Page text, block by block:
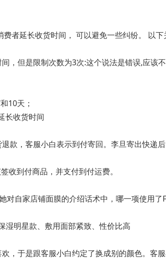
者延长收货时间， 可以避免一些纠纷。 以
，但是限制次数为3次:这个说法是错误,应该
10天；
长收货时间
款，客服小白表示到付寄回。李旦寄出快递
收到付商品，并支付到付运费。
对自家店铺面膜的介绍话术中，哪一项使用了
湿明星款、敷用面部紧致、性价比高
，于是跟客服小白约定了换成别的颜色。客